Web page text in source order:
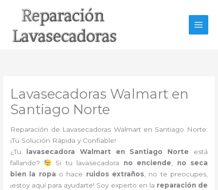
Lavasecadoras Walmart en
Santiago Norte
Reparación de Lavasecadoras Walmart en Santiago Norte:
¡Tu Solución Rápida y Confiable!
¿Tu
lavasecadora Walmart en Santiago Norte está
fallando?
Si tu lavasecadora no enciende, no seca
bien la ropa o hace ruidos extraños, no te preocupes,
¡estoy aquí para ayudarte! Soy experto en la reparación de